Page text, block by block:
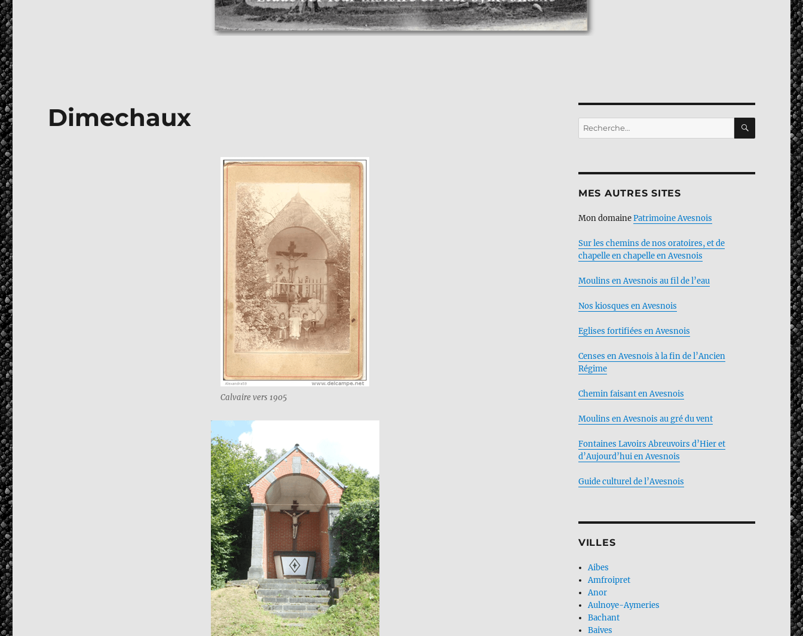
Dimechaux
Calvaire vers 1905
Recherche
pour :
MES AUTRES SITES
Mon domainePatrimoine Avesnois
Sur les chemins de nos oratoires, et de
chapelle en chapelle en Avesnois
Moulins en Avesnois au fil de l’eau
Nos kiosques en Avesnois
Eglises fortifiées en Avesnois
Censes en Avesnois à la fin de l’Ancien
Régime
Chemin faisant en Avesnois
Moulins en Avesnois au gré du vent
Fontaines Lavoirs Abreuvoirs d’Hier et
d’Aujourd’hui en Avesnois
Guide culturel de l’Avesnois
VILLES
Aibes
Amfroipret
Anor
Aulnoye-Aymeries
Bachant
Baives